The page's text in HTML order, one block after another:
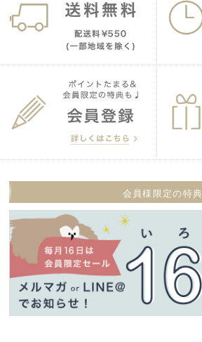
会員様限定の特典